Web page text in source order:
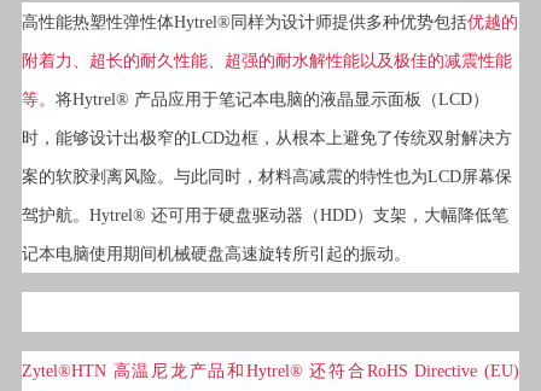
高性能热塑性弹性体Hytrel®同样为设计师提供多种优势包括优越的
附着力、超长的耐久性能、超强的耐水解性能以及极佳的减震性能
等。 将Hytrel® 产品应用于笔记本电脑的液晶显示面板（LCD）
时，能够设计出极窄的LCD边框，从根本上避免了传统双射解决方
案的软胶剥离风险。与此同时，材料高减震的特性也为LCD屏幕保
驾护航。Hytrel® 还可用于硬盘驱动器（HDD）支架，大幅降低笔
记本电脑使用期间机械硬盘高速旋转所引起的振动。
Zytel®HTN 高温尼龙产品和Hytrel® 还符合RoHS Directive (EU)